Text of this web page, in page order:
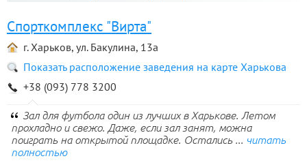
Спорткомплекс "Вирта"
г. Харьков, ул. Бакулина, 13а
Показать расположение заведения на карте Харькова
+38 (093) 778 3200
Зал для футбола один из лучших в Харькове. Летом
прохладно и свежо. Даже, если зал занят, можна
поиграть на открытой площадке. Остались ... читать
полностью